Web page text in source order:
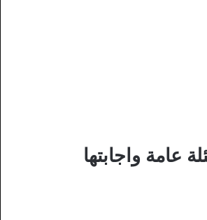
عامة واجابتها